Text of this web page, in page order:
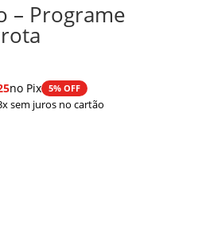
– Programe
no Pix 5% OFF
sem juros no cartão